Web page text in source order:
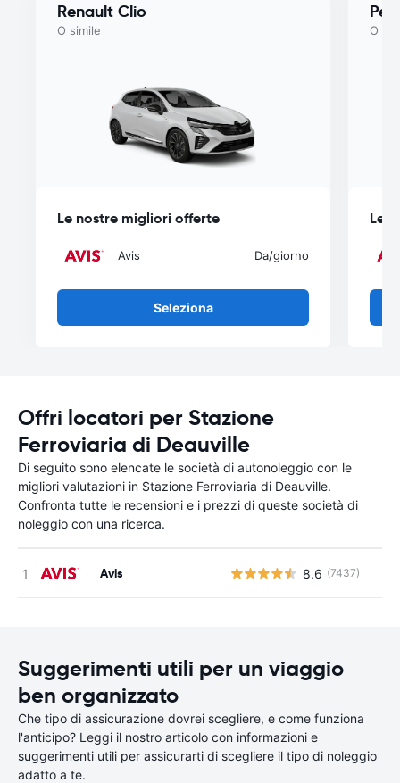
Renault Clio
O simile
Le nostre migliori offerte
Avis Da/giorno
Seleziona
O
Le
Offri locatori per Stazione
Ferroviaria di Deauville
Di seguito sono elencate le società di autonoleggio con le
migliori valutazioni in Stazione Ferroviaria di Deauville.
Confronta tutte le recensioni e i prezzi di queste società di
noleggio con una ricerca.
Avis 8.6 (7437)
Suggerimenti utili per un viaggio
ben organizzato
Che tipo di assicurazione dovrei scegliere, e come funziona
l'anticipo? Leggi il nostro articolo con informazioni e
suggerimenti utili per assicurarti di scegliere il tipo di noleggio
adatto a te.